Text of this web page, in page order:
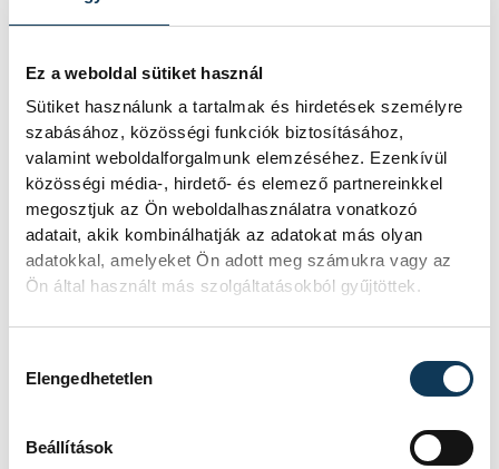
Ez a weboldal sütiket használ
Sütiket használunk a tartalmak és hirdetések személyre
szabásához, közösségi funkciók biztosításához,
valamint weboldalforgalmunk elemzéséhez. Ezenkívül
közösségi média-, hirdető- és elemező partnereinkkel
megosztjuk az Ön weboldalhasználatra vonatkozó
adatait, akik kombinálhatják az adatokat más olyan
adatokkal, amelyeket Ön adott meg számukra vagy az
Ön által használt más szolgáltatásokból gyűjtöttek.
Elengedhetetlen
Beállítások
SZERZŐ
vehir.hu
FOTÓS
Szalai
Csaba